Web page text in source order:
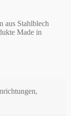
aus Stahlblech
Made in